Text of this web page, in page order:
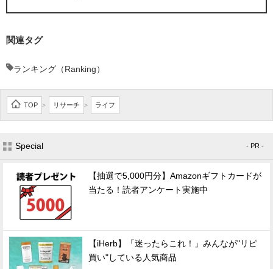
関連タグ
ランキング（Ranking）
TOP > リサーチ > ライフ
Special - PR -
【抽選で5,000円分】Amazonギフトカードが
当たる！読者アンケート実施中
【iHerb】「迷ったらこれ！」みんなが"リピ
買い"している人気商品